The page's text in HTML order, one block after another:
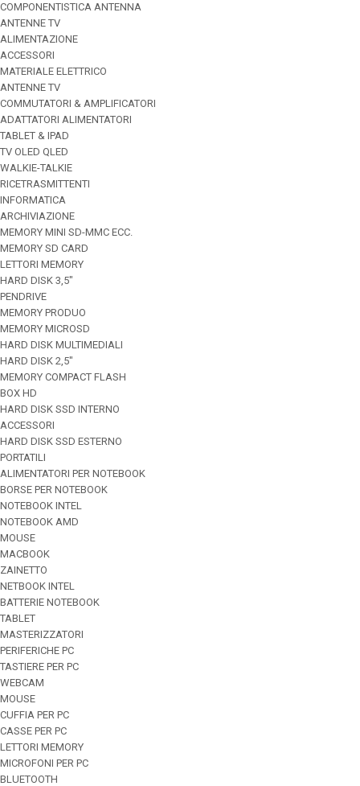
COMPONENTISTICA ANTENNA
ANTENNE TV
ALIMENTAZIONE
ACCESSORI
MATERIALE ELETTRICO
ANTENNE TV
COMMUTATORI & AMPLIFICATORI
ADATTATORI ALIMENTATORI
TABLET & IPAD
TV OLED QLED
WALKIE-TALKIE
RICETRASMITTENTI
INFORMATICA
ARCHIVIAZIONE
MEMORY MINI SD-MMC ECC.
MEMORY SD CARD
LETTORI MEMORY
HARD DISK 3,5"
PENDRIVE
MEMORY PRODUO
MEMORY MICROSD
HARD DISK MULTIMEDIALI
HARD DISK 2,5"
MEMORY COMPACT FLASH
BOX HD
HARD DISK SSD INTERNO
ACCESSORI
HARD DISK SSD ESTERNO
PORTATILI
ALIMENTATORI PER NOTEBOOK
BORSE PER NOTEBOOK
NOTEBOOK INTEL
NOTEBOOK AMD
MOUSE
MACBOOK
ZAINETTO
NETBOOK INTEL
BATTERIE NOTEBOOK
TABLET
MASTERIZZATORI
PERIFERICHE PC
TASTIERE PER PC
WEBCAM
MOUSE
CUFFIA PER PC
CASSE PER PC
LETTORI MEMORY
MICROFONI PER PC
BLUETOOTH